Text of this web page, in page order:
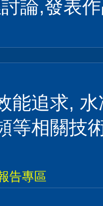
論,發表
能追求,
等相關技
告專區